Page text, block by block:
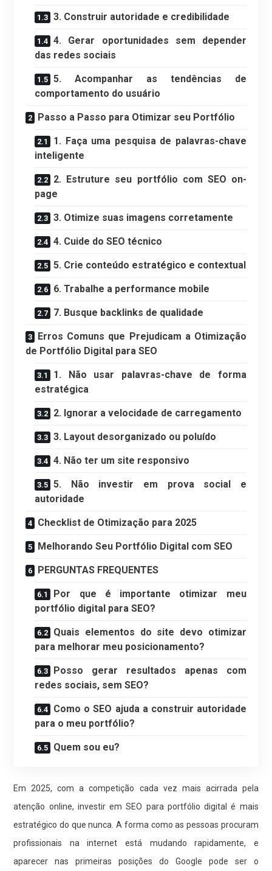
3. Construir autoridade e credibilidade
4. Gerar oportunidades sem depender
das redes sociais
5. Acompanhar as tendências de
comportamento do usuário
Passo a Passo para Otimizar seu Portfólio
1. Faça uma pesquisa de palavras-chave
inteligente
2. Estruture seu portfólio com SEO on-
page
3. Otimize suas imagens corretamente
4. Cuide do SEO técnico
5. Crie conteúdo estratégico e contextual
6. Trabalhe a performance mobile
7. Busque backlinks de qualidade
Erros Comuns que Prejudicam a Otimização
de Portfólio Digital para SEO
1. Não usar palavras-chave de forma
estratégica
2. Ignorar a velocidade de carregamento
3. Layout desorganizado ou poluído
4. Não ter um site responsivo
5. Não investir em prova social e
autoridade
Checklist de Otimização para 2025
Melhorando Seu Portfólio Digital com SEO
PERGUNTAS FREQUENTES
Por que é importante otimizar meu
portfólio digital para SEO?
Quais elementos do site devo otimizar
para melhorar meu posicionamento?
Posso gerar resultados apenas com
redes sociais, sem SEO?
Como o SEO ajuda a construir autoridade
para o meu portfólio?
Quem sou eu?
Em 2025, com a competição cada vez mais acirrada pela
atenção online, investir em SEO para portfólio digital é mais
estratégico do que nunca. A forma como as pessoas procuram
profissionais na internet está mudando rapidamente, e
aparecer nas primeiras posições do Google pode ser o